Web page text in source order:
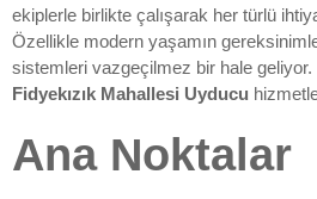
ekiplerle birlikte çalışarak her türlü
Özellikle modern yaşamın
sistemleri vazgeçilmez bir hale geliyor.
Fidyekızık Mahallesi Uyducu
Ana Noktalar